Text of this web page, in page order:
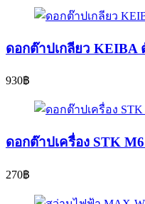
ดอกต๊าปเกลียว KEIBA
930฿
ดอกต๊าปเครื่อง STK
270฿